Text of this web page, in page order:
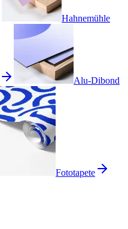
Hahnemühle
Alu-Dibond
Fototapete